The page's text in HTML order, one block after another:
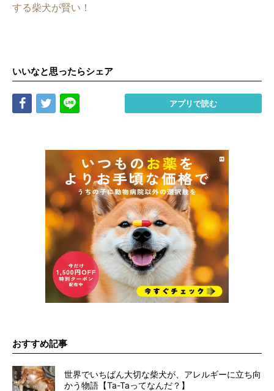
する柴犬が賢い！
いいなと思ったらシェア
Share Tweet アプリで読む
おすすめ記事
世界でいちばん大切な柴犬が、アレルギーに立ち向
かう物語【Ta-Taってなんだ？】